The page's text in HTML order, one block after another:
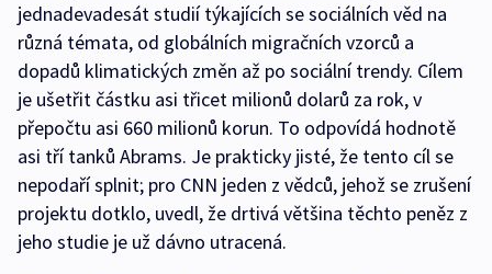
jednadevadesát studií týkajících se sociálních věd na
různá témata, od globálních migračních vzorců a
dopadů klimatických změn až po sociální trendy. Cílem
je ušetřit částku asi třicet milionů dolarů za rok, v
přepočtu asi 660 milionů korun. To odpovídá hodnotě
asi tří tanků Abrams. Je prakticky jisté, že tento cíl se
nepodaří splnit; pro CNN jeden z vědců, jehož se zrušení
projektu dotklo, uvedl, že drtivá většina těchto peněz z
jeho studie je už dávno utracená.